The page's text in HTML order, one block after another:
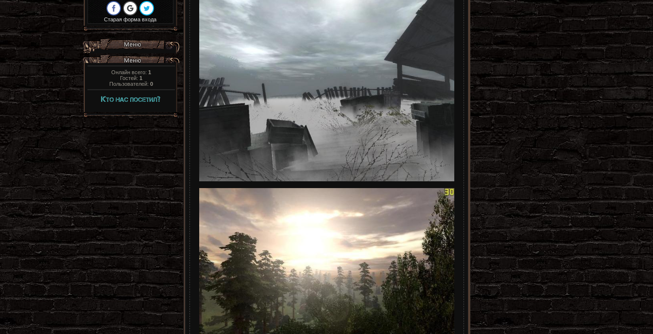
Старая форма входа
Онлайн всего: 1
Гостей: 1
Пользователей: 0